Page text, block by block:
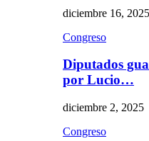
diciembre 16, 2025
Congreso
Diputados
por Lucio…
diciembre 2, 2025
Congreso